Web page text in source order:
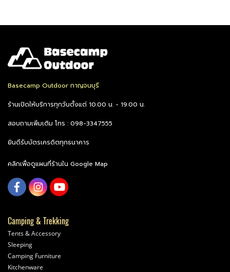
Basecamp Outdoor กาญจนบุรี
ร้านเปิดให้บริการทุกวันตั้งแต่ 10.00 น. - 19.00 น.
สอบถามเพิ่มเติม โทร : 098-3347555
ยินดีรับบัตรเครดิตทุกธนาคาร
คลิกเพื่อดูแผนที่ร้านใน Google Map
Camping & Trekking
Tents & Accessory
Sleeping
Camping Furniture
Kitchenware